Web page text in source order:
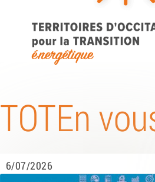
Territoires
pour la
Energétique
TOTEn
6/07/2026